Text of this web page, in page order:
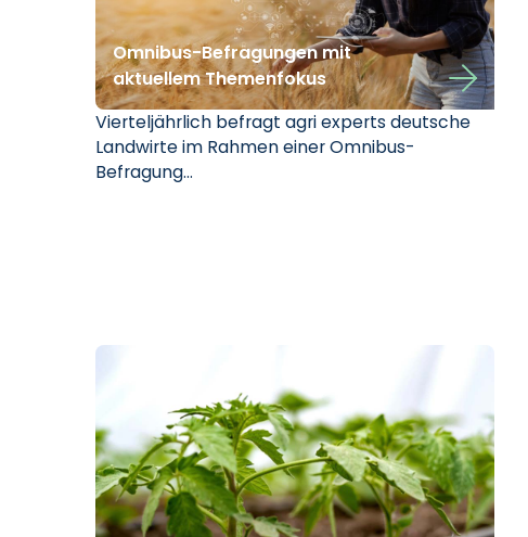
Omnibus-Befragungen mit
aktuellem Themenfokus
Vierteljährlich befragt agri experts deutsche
Landwirte im Rahmen einer Omnibus-
Befragung…